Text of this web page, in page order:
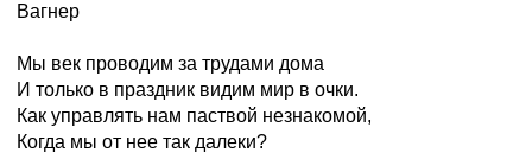
Вагнер
Мы век проводим за трудами дома
И только в праздник видим мир в очки.
Как управлять нам паствой незнакомой,
Когда мы от нее так далеки?